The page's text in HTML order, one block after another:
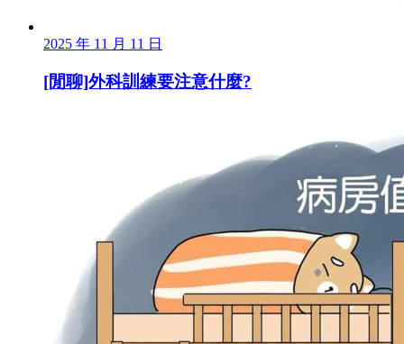
2025 年 11 月 11 日
[閒聊]外科訓練要注意什麼?